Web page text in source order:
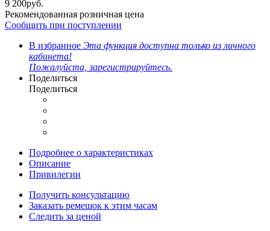
9 200руб.
Рекомендованная розничная цена
Сообщить при поступлении
В избранное Эта функция доступна только из личного
кабинета!
Пожалуйста, зарегистрируйтесь.
Поделиться
Поделиться
Подробнее о характеристиках
Описание
Привилегии
Получить консультацию
Заказать ремешок к этим часам
Следить за ценой